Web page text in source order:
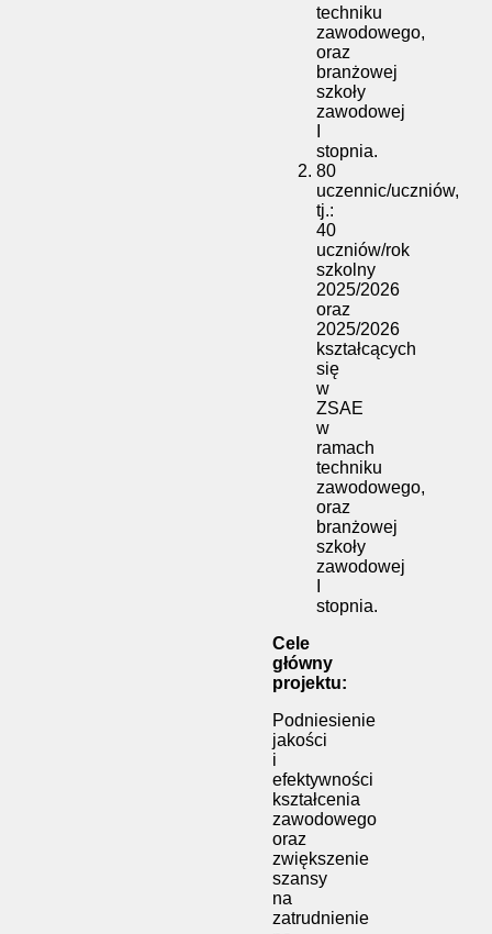
techniku
zawodowego,
oraz
branżowej
szkoły
zawodowej
stopnia.
80
uczennic/uczniów,
tj.:
40
uczniów/rok
szkolny
2025/2026
oraz
2025/2026
kształcących
się
w
ZSAE
w
ramach
techniku
zawodowego,
oraz
branżowej
szkoły
zawodowej
stopnia.
Cele
główny
projektu:
Podniesienie
jakości
i
efektywności
kształcenia
zawodowego
oraz
zwiększenie
szansy
na
zatrudnienie